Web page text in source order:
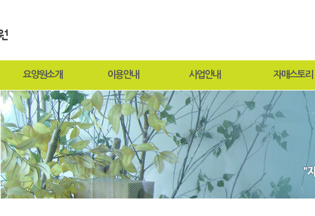
요양원소개
인사말
설립목적 및 연혁
미션과비전
조직도
시설현황
층별안내
자매둘러보기
이용안내
입퇴원절차
찾아오시는길
사회재활서비스
사업안내
연중행사
프로그램
자매스토리
원보방